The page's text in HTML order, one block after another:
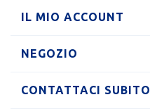
IL MIO ACCOUNT
NEGOZIO
CONTATTACI SUBITO